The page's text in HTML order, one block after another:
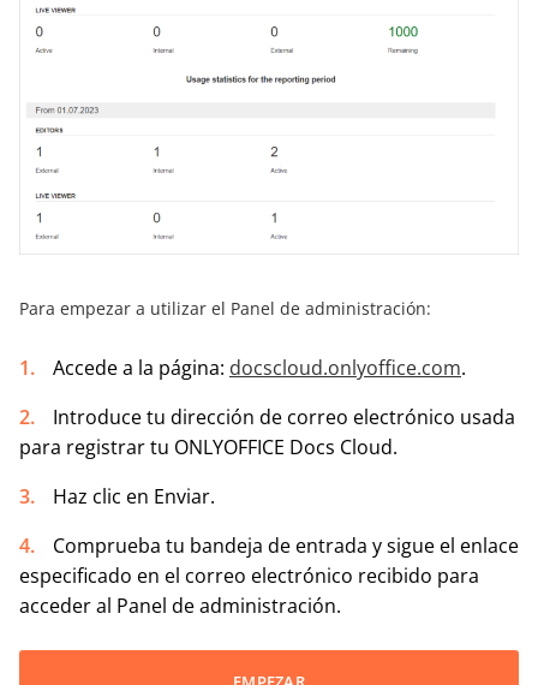
Para empezar a utilizar el Panel de administración:
Accede a la página: docscloud.onlyoffice.com.
Introduce tu dirección de correo electrónico usada
para registrar tu ONLYOFFICE Docs Cloud.
Haz clic en Enviar.
Comprueba tu bandeja de entrada y sigue el enlace
especificado en el correo electrónico recibido para
acceder al Panel de administración.